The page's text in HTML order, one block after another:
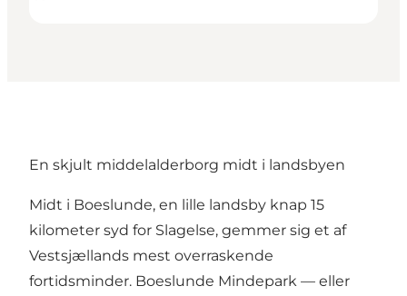
En skjult middelalderborg midt i landsbyen
Midt i Boeslunde, en lille landsby knap 15
kilometer syd for Slagelse, gemmer sig et af
Vestsjællands mest overraskende
fortidsminder. Boeslunde Mindepark — eller